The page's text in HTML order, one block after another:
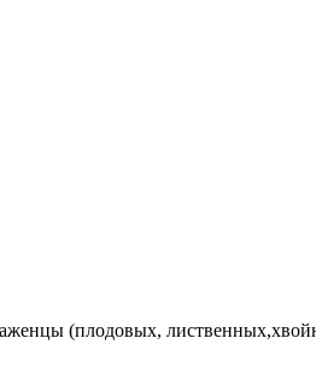
(плодовых,